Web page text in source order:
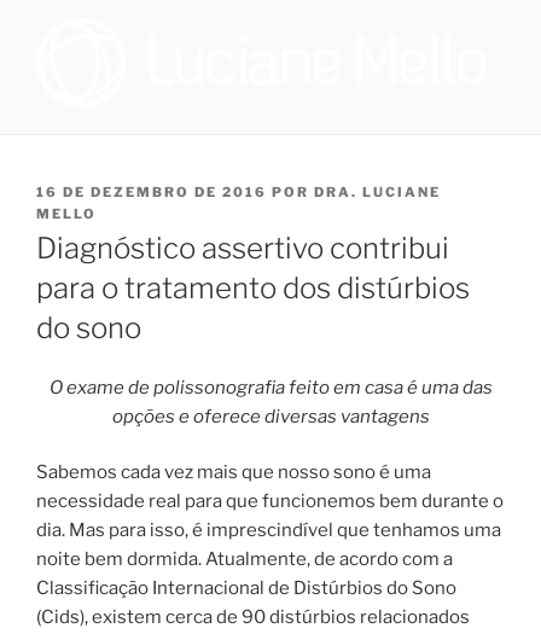
DE JANEIRO | DRA. LUCIANE
DE FIGUEIREDO MELLO
apneia, que realizam todos os procedimentos necessários para
necessitem realizar cirurgia.
PUBLICADO
EM
16 DE DEZEMBRO DE 2016 POR DRA. LUCIANE
MELLO
Diagnóstico assertivo contribui
para o tratamento dos distúrbios
do sono
O exame de polissonografia feito em casa é uma das
opções e oferece diversas vantagens
Sabemos cada vez mais que nosso sono é uma
necessidade real para que funcionemos bem durante o
dia. Mas para isso, é imprescindível que tenhamos uma
noite bem dormida. Atualmente, de acordo com a
Classificação Internacional de Distúrbios do Sono
(Cids), existem cerca de 90 distúrbios relacionados